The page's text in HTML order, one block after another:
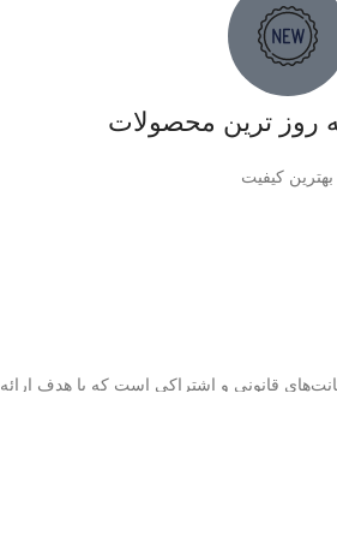
روز ترین محصولات
بهترین کیفیت
قانونی و اشتراکی است که با هدف ارائه